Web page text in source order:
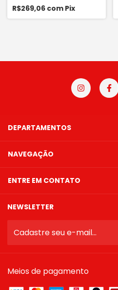
R$269,06 com Pix
DEPARTAMENTOS
NAVEGAÇÃO
ENTRE EM CONTATO
NEWSLETTER
Meios de pagamento